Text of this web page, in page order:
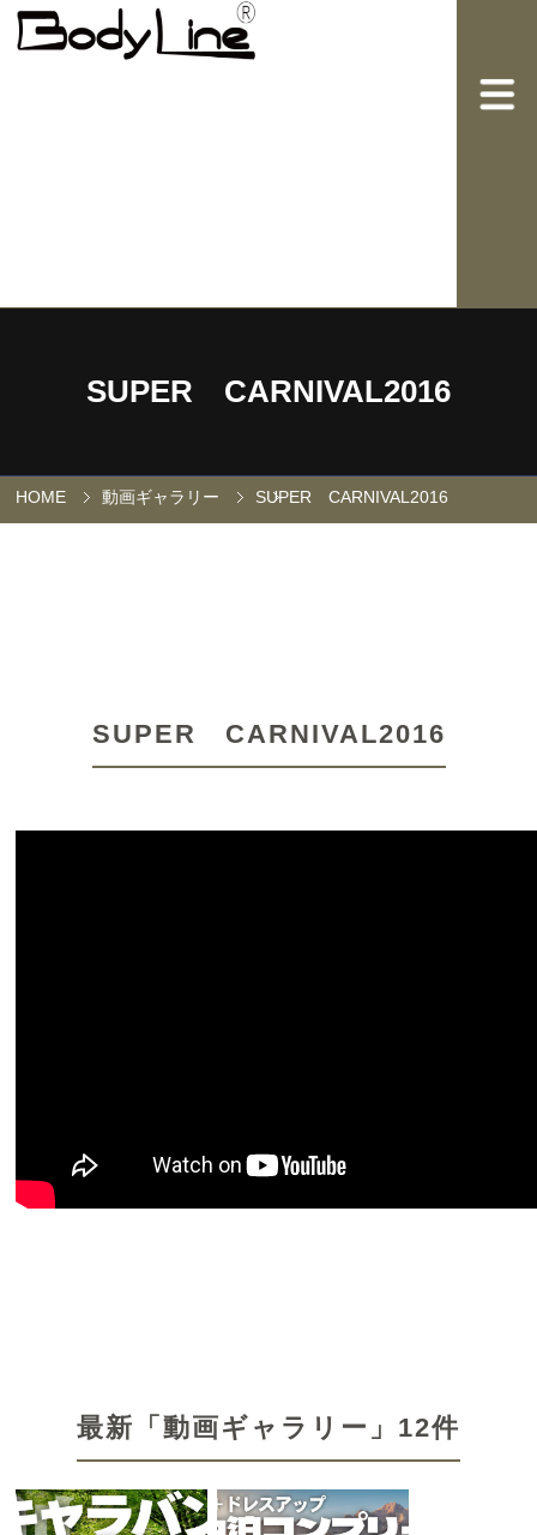
SUPER CARNIVAL2016
HOME 動画ギャラリー SUPER CARNIVAL2016
SUPER CARNIVAL2016
最新「動画ギャラリー」12件